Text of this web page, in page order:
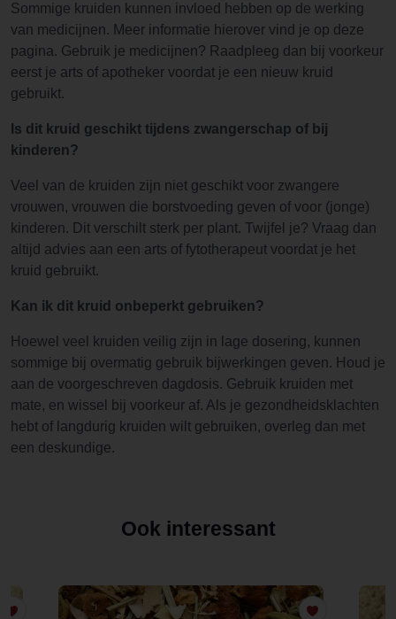
Sommige kruiden kunnen invloed hebben op de werking
van medicijnen. Meer informatie hierover vind je op deze
pagina. Gebruik je medicijnen? Raadpleeg dan bij voorkeur
eerst je arts of apotheker voordat je een nieuw kruid
gebruikt.
Is dit kruid geschikt tijdens zwangerschap of bij
kinderen?
Veel van de kruiden zijn niet geschikt voor zwangere
vrouwen, vrouwen die borstvoeding geven of voor (jonge)
kinderen. Dit verschilt sterk per plant. Twijfel je? Vraag dan
altijd advies aan een arts of fytotherapeut voordat je het
kruid gebruikt.
Kan ik dit kruid onbeperkt gebruiken?
Hoewel veel kruiden veilig zijn in lage dosering, kunnen
sommige bij overmatig gebruik bijwerkingen geven. Houd je
aan de voorgeschreven dagdosis. Gebruik kruiden met
mate, en wissel bij voorkeur af. Als je gezondheidsklachten
hebt of langdurig kruiden wilt gebruiken, overleg dan met
een deskundige.
Ook interessant